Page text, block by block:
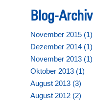
Blog-Archiv
November 2015 (1)
Dezember 2014 (1)
November 2013 (1)
Oktober 2013 (1)
August 2013 (3)
August 2012 (2)